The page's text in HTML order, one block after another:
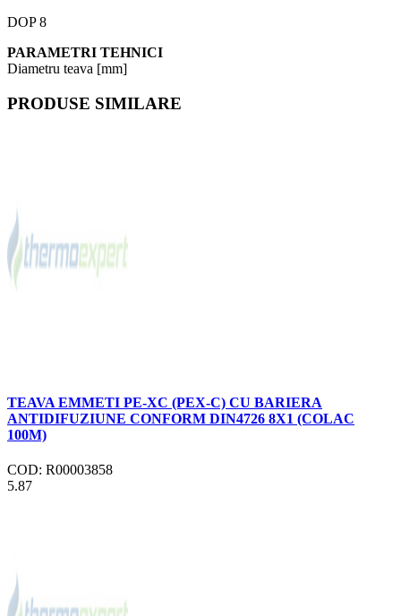
DOP 8
PARAMETRI TEHNICI
Diametru teava [mm]
PRODUSE SIMILARE
TEAVA EMMETI PE-XC (PEX-C) CU BARIERA
ANTIDIFUZIUNE CONFORM DIN4726 8X1 (COLAC
100M)
COD: R00003858
5.87